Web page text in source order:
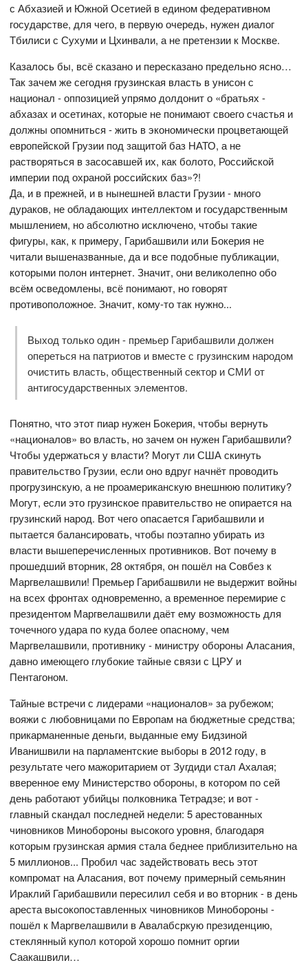
с Абхазией и Южной Осетией в едином федеративном
государстве, для чего, в первую очередь, нужен диалог
Тбилиси с Сухуми и Цхинвали, а не претензии к Москве.
Казалось бы, всё сказано и пересказано предельно ясно…
Так зачем же сегодня грузинская власть в унисон с
национал - оппозицией упрямо долдонит о «братьях -
абхазах и осетинах, которые не понимают своего счастья и
должны опомниться - жить в экономически процветающей
европейской Грузии под защитой баз НАТО, а не
растворяться в засосавшей их, как болото, Российской
империи под охраной российских баз»?!
Да, и в прежней, и в нынешней власти Грузии - много
дураков, не обладающих интеллектом и государственным
мышлением, но абсолютно исключено, чтобы такие
фигуры, как, к примеру, Гарибашвили или Бокерия не
читали вышеназванные, да и все подобные публикации,
которыми полон интернет. Значит, они великолепно обо
всём осведомлены, всё понимают, но говорят
противоположное. Значит, кому-то так нужно...
Выход только один - премьер Гарибашвили должен
опереться на патриотов и вместе с грузинским народом
очистить власть, общественный сектор и СМИ от
антигосударственных элементов.
Понятно, что этот пиар нужен Бокерия, чтобы вернуть
«националов» во власть, но зачем он нужен Гарибашвили?
Чтобы удержаться у власти? Могут ли США скинуть
правительство Грузии, если оно вдруг начнёт проводить
прогрузинскую, а не проамериканскую внешнюю политику?
Могут, если это грузинское правительство не опирается на
грузинский народ. Вот чего опасается Гарибашвили и
пытается балансировать, чтобы поэтапно убирать из
власти вышеперечисленных противников. Вот почему в
прошедший вторник, 28 октября, он пошёл на Совбез к
Маргвелашвили! Премьер Гарибашвили не выдержит войны
на всех фронтах одновременно, а временное перемирие с
президентом Маргвелашвили даёт ему возможность для
точечного удара по куда более опасному, чем
Маргвелашвили, противнику - министру обороны Аласания,
давно имеющего глубокие тайные связи с ЦРУ и
Пентагоном.
Тайные встречи с лидерами «националов» за рубежом;
вояжи с любовницами по Европам на бюджетные средства;
прикарманенные деньги, выданные ему Бидзиной
Иванишвили на парламентские выборы в 2012 году, в
результате чего мажоритарием от Зугдиди стал Ахалая;
вверенное ему Министерство обороны, в котором по сей
день работают убийцы полковника Тетрадзе; и вот -
главный скандал последней недели: 5 арестованных
чиновников Минобороны высокого уровня, благодаря
которым грузинская армия стала беднее приблизительно на
5 миллионов... Пробил час задействовать весь этот
компромат на Аласания, вот почему примерный семьянин
Ираклий Гарибашвили пересилил себя и во вторник - в день
ареста высокопоставленных чиновников Минобороны -
пошёл к Маргвелашвили в Авалабсркую президенцию,
стеклянный купол которой хорошо помнит оргии
Саакашвили…